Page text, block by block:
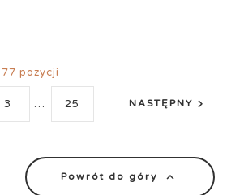
pozycji
3 … 25 NASTĘPNY 
Powrót do góry 